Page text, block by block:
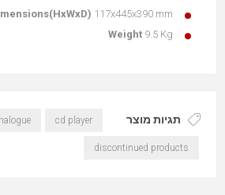
117x445x390 mm
Weight 9.5 Kg
תגיות מוצר cd player
discontinued products